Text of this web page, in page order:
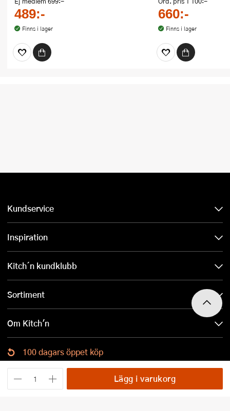
Lägg i varukorg
489:-
Finns i lager
660:-
Finns i lager
Kundservice
Inspiration
Kitch´n kundklubb
Sortiment
Om Kitch'n
100 dagars öppet köp
Ladda ned Kitch´n-appen